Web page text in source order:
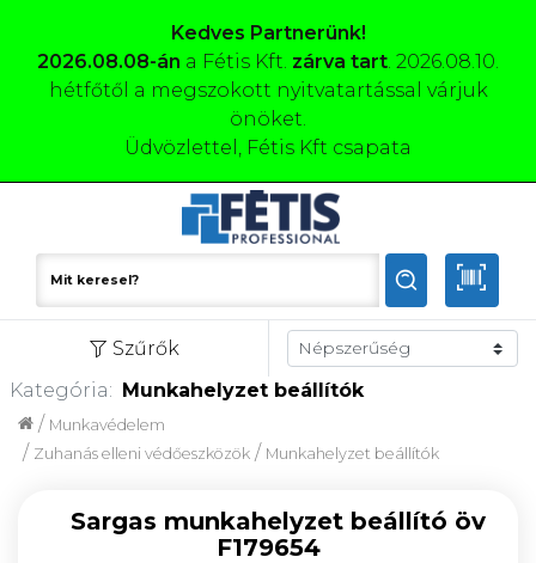
Kedves Partnerünk!
2026.08.08-án a Fétis Kft. zárva tart. 2026.08.10.
hétfőtől a megszokott nyitvatartással várjuk
önöket.
Üdvözlettel, Fétis Kft csapata
Szűrők
Kategória: Munkahelyzet beállítók
Munkahelyzet beállítók
/
Zuhanás elleni védőeszközök
/
Munkavédelem
/
Sargas munkahelyzet beállító öv
F179654